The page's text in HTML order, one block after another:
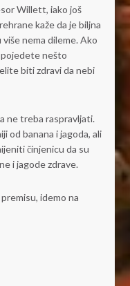
Willett, iako još
kaže da je biljna
nema dileme. Ako
nešto
biti zdravi da nebi
ne treba raspravljati.
od banana i jagoda, ali
činjenicu da su
i jagode zdrave.
idemo na